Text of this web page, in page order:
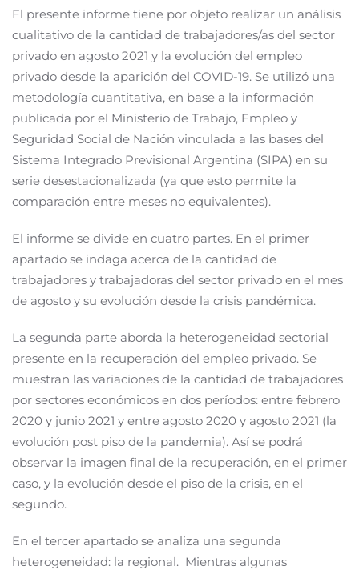
El presente informe tiene por objeto realizar un análisis
cualitativo de la cantidad de trabajadores/as del sector
privado en agosto 2021 y la evolución del empleo
privado desde la aparición del COVID-19. Se utilizó una
metodología cuantitativa, en base a la información
publicada por el Ministerio de Trabajo, Empleo y
Seguridad Social de Nación vinculada a las bases del
Sistema Integrado Previsional Argentina (SIPA) en su
serie desestacionalizada (ya que esto permite la
comparación entre meses no equivalentes).
El informe se divide en cuatro partes. En el primer
apartado se indaga acerca de la cantidad de
trabajadores y trabajadoras del sector privado en el mes
de agosto y su evolución desde la crisis pandémica.
La segunda parte aborda la heterogeneidad sectorial
presente en la recuperación del empleo privado. Se
muestran las variaciones de la cantidad de trabajadores
por sectores económicos en dos períodos: entre febrero
2020 y junio 2021 y entre agosto 2020 y agosto 2021 (la
evolución post piso de la pandemia). Así se podrá
observar la imagen final de la recuperación, en el primer
caso, y la evolución desde el piso de la crisis, en el
segundo.
En el tercer apartado se analiza una segunda
heterogeneidad: la regional. Mientras algunas